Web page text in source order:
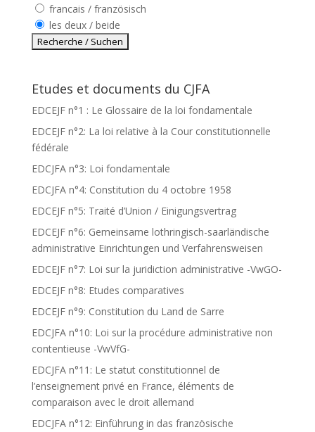
francais / französisch
les deux / beide
Etudes et documents du CJFA
EDCEJF n°1 : Le Glossaire de la loi fondamentale
EDCEJF n°2: La loi relative à la Cour constitutionnelle
fédérale
EDCJFA n°3: Loi fondamentale
EDCJFA n°4: Constitution du 4 octobre 1958
EDCEJF n°5: Traité d’Union / Einigungsvertrag
EDCEJF n°6: Gemeinsame lothringisch-saarländische
administrative Einrichtungen und Verfahrensweisen
EDCEJF n°7: Loi sur la juridiction administrative -VwGO-
EDCEJF n°8: Etudes comparatives
EDCEJF n°9: Constitution du Land de Sarre
EDCJFA n°10: Loi sur la procédure administrative non
contentieuse -VwVfG-
EDCJFA n°11: Le statut constitutionnel de
l’enseignement privé en France, éléments de
comparaison avec le droit allemand
EDCJFA n°12: Einführung in das französische